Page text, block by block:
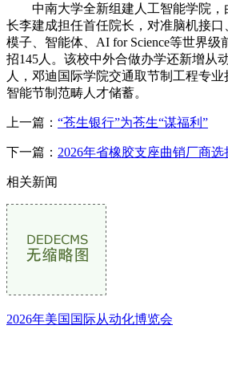
中南大学全新组建人工智能学院，
长李建成担任首任院长，对准脑机接
模子、智能体、AI for Science等世界级
招145人。该校中外合做办学还新增从
人，邓迪国际学院交通取节制工程专
智能节制范畴人才储蓄。
上一篇： “苍生银行”为苍生“谋福利”
下一篇： 2026年省橡胶支座曲销厂商
相关新闻
2026年美国国际从动化博览会